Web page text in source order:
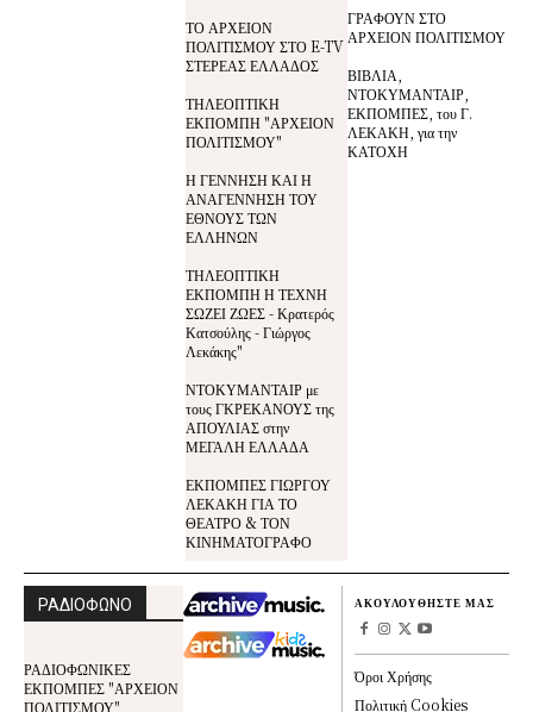
ΤΟ ΑΡΧΕΙΟΝ
ΠΟΛΙΤΙΣΜΟΥ ΣΤΟ E-TV
ΣΤΕΡΕΑΣ ΕΛΛΑΔΟΣ
ΤΗΛΕΟΠΤΙΚΗ
ΕΚΠΟΜΠΗ "ΑΡΧΕΙΟΝ
ΠΟΛΙΤΙΣΜΟΥ"
Η ΓΕΝΝΗΣΗ ΚΑΙ Η
ΑΝΑΓΕΝΝΗΣΗ ΤΟΥ
ΕΘΝΟΥΣ ΤΩΝ
ΕΛΛΗΝΩΝ
ΤΗΛΕΟΠΤΙΚΗ
ΕΚΠΟΜΠΗ Η ΤΕΧΝΗ
ΣΩΖΕΙ ΖΩΕΣ - Κρατερός
Κατσούλης - Γιώργος
Λεκάκης"
ΝΤΟΚΥΜΑΝΤΑΙΡ με
τους ΓΚΡΕΚΑΝΟΥΣ της
ΑΠΟΥΛΙΑΣ στην
ΜΕΓΑΛΗ ΕΛΛΑΔΑ
ΕΚΠΟΜΠΕΣ ΓΙΩΡΓΟΥ
ΛΕΚΑΚΗ ΓΙΑ ΤΟ
ΘΕΑΤΡΟ & ΤΟΝ
ΚΙΝΗΜΑΤΟΓΡΑΦΟ
ΓΡΑΦΟΥΝ ΣΤΟ
ΑΡΧΕΙΟΝ ΠΟΛΙΤΙΣΜΟΥ
ΒΙΒΛΙΑ,
ΝΤΟΚΥΜΑΝΤΑΙΡ,
ΕΚΠΟΜΠΕΣ, του Γ.
ΛΕΚΑΚΗ, για την
ΚΑΤΟΧΗ
ΡΑΔΙΟΦΩΝΟ
ΡΑΔΙΟΦΩΝΙΚΕΣ
ΕΚΠΟΜΠΕΣ "ΑΡΧΕΙΟΝ
ΠΟΛΙΤΙΣΜΟΥ"
ΑΚΟΥΛΟΥΘΗΣΤΕ ΜΑΣ
Όροι Χρήσης
Πολιτική Cookies